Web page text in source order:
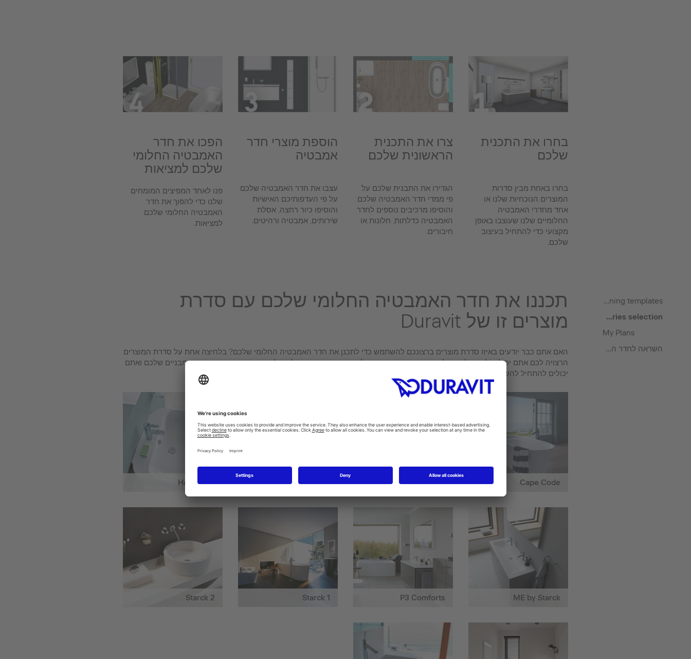
בחרו את התכנית
שלכם
בחרו באחת מבין סדרות
המוצרים הנוכחיות שלנו או
אחד מחדרי האמבטיה
החלומיים שלנו שעוצבו באופן
מקצועי כדי להתחיל בעיצוב
שלכם.
צרו את התכנית
הראשונית שלכם
הגדירו את התבנית שלכם על
פי ממדי חדר האמבטיה שלכם
והוסיפו מרכיבים נוספים לחדר
האמבטיה כדלתות, חלונות או
חיבורים.
הוספת מוצרי חדר
אמבטיה
עצבו את חדר האמבטיה שלכם
על פי העדפותיכם האישיות
והוסיפו כיור רחצה, אסלת
שירותים, אמבטיה ורהיטים.
הפכו את חדר
האמבטיה החלומי
שלכם למציאות
פנו לאחד המפיצים המומחים
שלנו כדי להפוך את חדר
האמבטיה החלומי שלכם
למציאות.
Planning templates
Series selection
My Plans
השראה לחדר האמבטיה
תכננו את חדר האמבטיה החלומי שלכם עם סדרת
מוצרים זו של Duravit
האם אתם כבר יודעים באיזו סדרת מוצרים ברצונכם להשתמש כדי לתכנן את חדר האמבטיה החלומי שלכם? בלחיצה אחת על סדרת המוצרים
הרצויה לכם אתם יכולים להפעיל את כלי תכנון חדר האמבטיה שלכם. אז זוהי פשוט שאלה של הגדרת המתווה והתנאים המבניים שלכם ואתם
יכולים להתחיל להשתמש בסדרת המוצרים הרצויה לכם כדי ליצור את חדר האמבטיה החלומי שלכם.
Cape Code
Darling New
DuraStyle
Happy D.2
ME by Starck
P3 Comforts
Starck 1
Starck 2